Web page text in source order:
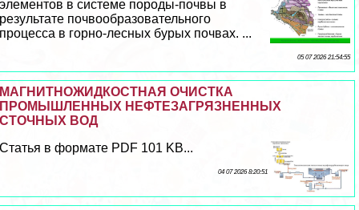
элементов в системе породы-почвы в
результате почвообразовательного
процесса в горно-лесных бурых почвах. ...
05 07 2026 21:54:55
МАГНИТНОЖИДКОСТНАЯ ОЧИСТКА
ПРОМЫШЛЕННЫХ НЕФТЕЗАГРЯЗНЕННЫХ
СТОЧНЫХ ВОД
Статья в формате PDF 101 KB...
04 07 2026 8:20:51